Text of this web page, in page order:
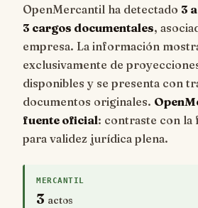
OpenMercantil ha detectado 3
3 cargos documentales,
empresa. La información
exclusivamente de
disponibles y se presenta con
documentos originales.
fuente oficial: contraste con la
para validez jurídica plena.
MERCANTIL
3 actos